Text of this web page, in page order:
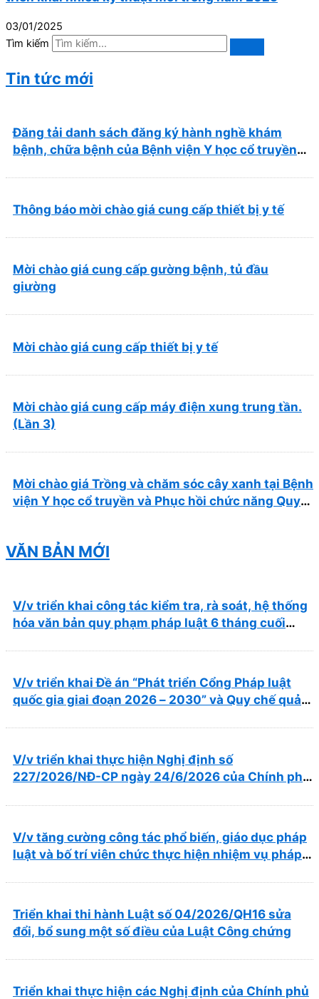
03/01/2025
Tìm kiếm
Tin tức mới
Đăng tải danh sách đăng ký hành nghề khám
bệnh, chữa bệnh của Bệnh viện Y học cổ truyền
Thông báo mời chào giá cung cấp thiết bị y tế
Mời chào giá cung cấp gường bệnh, tủ đầu
giường
Mời chào giá cung cấp thiết bị y tế
Mời chào giá cung cấp máy điện xung trung tần.
(Lần 3)
Mời chào giá Trồng và chăm sóc cây xanh tại Bệnh
viện Y học cổ truyền và Phục hồi chức năng Quy
VĂN BẢN MỚI
V/v triển khai công tác kiểm tra, rà soát, hệ thống
hóa văn bản quy phạm pháp luật 6 tháng cuối
V/v triển khai Đề án “Phát triển Cổng Pháp luật
quốc gia giai đoạn 2026 – 2030” và Quy chế quản
V/v triển khai thực hiện Nghị định số
227/2026/NĐ-CP ngày 24/6/2026 của Chính phủ
trong lĩnh vực y tế
V/v tăng cường công tác phổ biến, giáo dục pháp
luật và bố trí viên chức thực hiện nhiệm vụ pháp
Triển khai thi hành Luật số 04/2026/QH16 sửa
đổi, bổ sung một số điều của Luật Công chứng
Triển khai thực hiện các Nghị định của Chính phủ